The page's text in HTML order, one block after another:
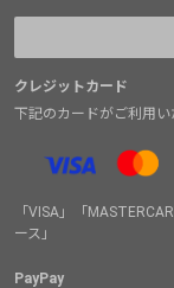
クレジットカード
下記のカードがご利用い
「VISA」「
ース」
PayPay